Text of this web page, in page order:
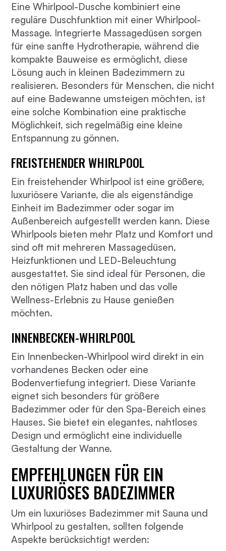
Eine Whirlpool-Dusche kombiniert eine
reguläre Duschfunktion mit einer Whirlpool-
Massage. Integrierte Massagedüsen sorgen
für eine sanfte Hydrotherapie, während die
kompakte Bauweise es ermöglicht, diese
Lösung auch in kleinen Badezimmern zu
realisieren. Besonders für Menschen, die nicht
auf eine Badewanne umsteigen möchten, ist
eine solche Kombination eine praktische
Möglichkeit, sich regelmäßig eine kleine
Entspannung zu gönnen.
FREISTEHENDER WHIRLPOOL
Ein freistehender Whirlpool ist eine größere,
luxuriösere Variante, die als eigenständige
Einheit im Badezimmer oder sogar im
Außenbereich aufgestellt werden kann. Diese
Whirlpools bieten mehr Platz und Komfort und
sind oft mit mehreren Massagedüsen,
Heizfunktionen und LED-Beleuchtung
ausgestattet. Sie sind ideal für Personen, die
den nötigen Platz haben und das volle
Wellness-Erlebnis zu Hause genießen
möchten.
INNENBECKEN-WHIRLPOOL
Ein Innenbecken-Whirlpool wird direkt in ein
vorhandenes Becken oder eine
Bodenvertiefung integriert. Diese Variante
eignet sich besonders für größere
Badezimmer oder für den Spa-Bereich eines
Hauses. Sie bietet ein elegantes, nahtloses
Design und ermöglicht eine individuelle
Gestaltung der Wanne.
EMPFEHLUNGEN FÜR EIN
LUXURIÖSES BADEZIMMER
Um ein luxuriöses Badezimmer mit Sauna und
Whirlpool zu gestalten, sollten folgende
Aspekte berücksichtigt werden: